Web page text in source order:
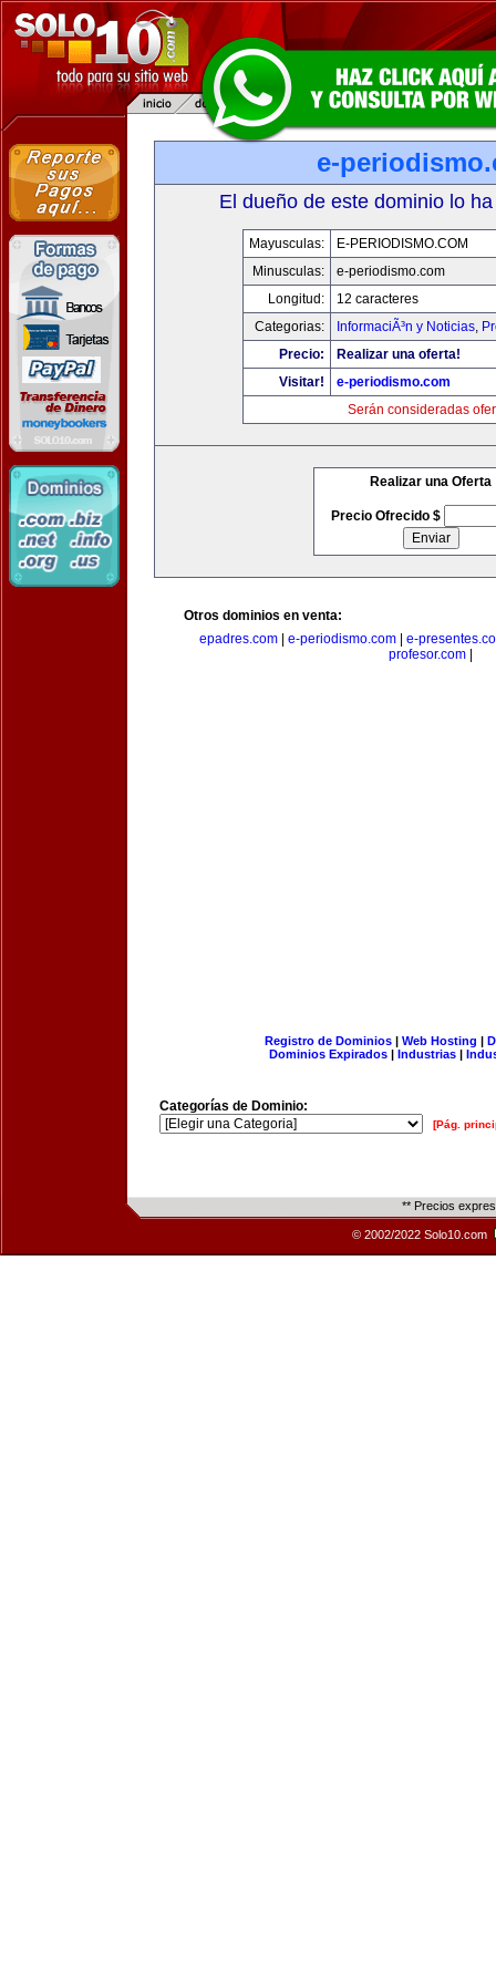
e-
El dueño de este dominio lo
Mayusculas:
E-PERIODISMO.COM
Minusculas:
e-periodismo.com
Longitud:
12 caracteres
Categorias:
InformaciÃ³n y Noticias,
Precio:
Realizar una oferta!
Visitar!
e-periodismo.com
Serán consideradas
Realizar una Oferta
Precio Ofrecido $
Otros dominios en venta:
epadres.com
e-periodismo.com
e-
profesor.com
Registro de Dominios| Web Hosting |
Dominios Expirados | Industrias |
Categorías de Dominio:
[Pág.
** Precios
© 2002/2022 Solo10.com